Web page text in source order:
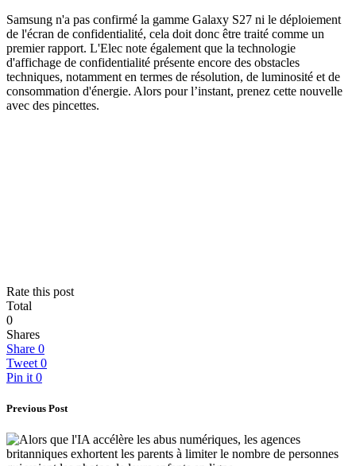
Samsung n'a pas confirmé la gamme Galaxy S27 ni le déploiement
de l'écran de confidentialité, cela doit donc être traité comme un
premier rapport. L'Elec note également que la technologie
d'affichage de confidentialité présente encore des obstacles
techniques, notamment en termes de résolution, de luminosité et de
consommation d'énergie. Alors pour l’instant, prenez cette nouvelle
avec des pincettes.
Rate this post
Total
0
Shares
Share 0
Tweet 0
Pin it 0
Previous Post